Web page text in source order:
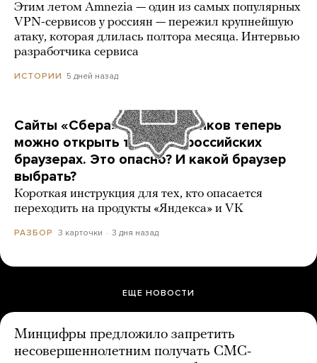
Этим летом Amnezia — один из самых популярных
VPN-сервисов у россиян — пережил крупнейшую
атаку, которая длилась полтора месяца. Интервью
разработчика сервиса
ИСТОРИИ 5 дней назад
Сайты «Сбера» и других банков теперь
можно открыть только в российских
браузерах. Это опасно? И какой браузер
выбрать?
Короткая инструкция для тех, кто опасается
переходить на продукты «Яндекса» и VK
РАЗБОР 3 карточки 3 дня назад
ЕЩЕ НОВОСТИ
Минцифры предложило запретить
несовершеннолетним получать СМС-